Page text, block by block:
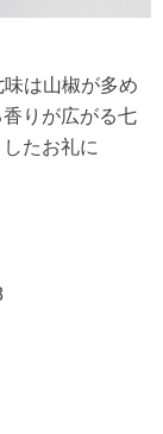
は山椒が多め
りが広がる七
たお礼に